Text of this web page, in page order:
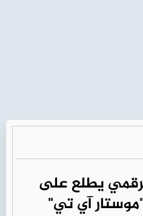
يطلع على
آي تي"